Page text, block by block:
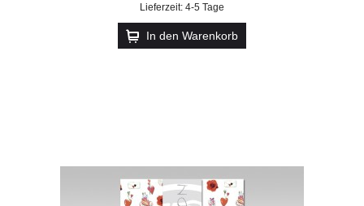
Lieferzeit: 4-5 Tage
In den Warenkorb